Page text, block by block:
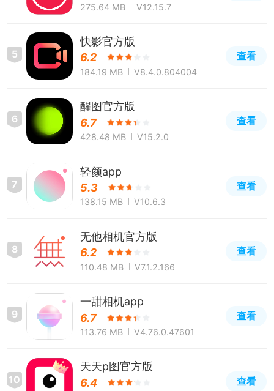
275.64 MB V12.15.7
5
快影官方版
6.2
184.19 MB V8.4.0.804004
查看
6
醒图官方版
6.7
428.48 MB V15.2.0
查看
7
轻颜app
5.3
138.15 MB V10.6.3
查看
8
无他相机官方版
6.2
110.48 MB V7.1.2.166
查看
9
一甜相机app
6.7
113.76 MB V4.76.0.47601
查看
10
天天p图官方版
6.4
查看